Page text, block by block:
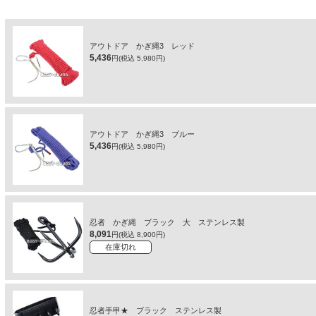
アウトドア かぎ縄3 レッド
5,436円(税込 5,980円)
アウトドア かぎ縄3 ブルー
5,436円(税込 5,980円)
忍者 かぎ縄 ブラック 大 ステンレス製
8,091円(税込 8,900円)
在庫切れ
忍者手甲★ ブラック ステンレス製